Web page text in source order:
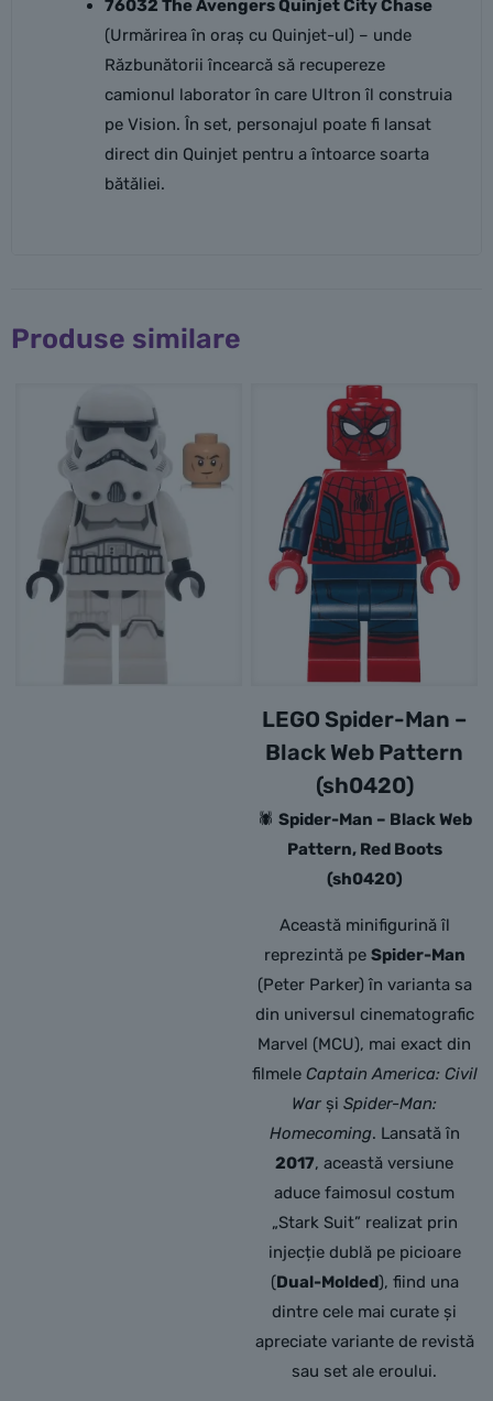
76032 The Avengers Quinjet City Chase
(Urmărirea în oraș cu Quinjet-ul) – unde
Răzbunătorii încearcă să recupereze
camionul laborator în care Ultron îl construia
pe Vision. În set, personajul poate fi lansat
direct din Quinjet pentru a întoarce soarta
bătăliei.
Produse similare
LEGO Spider-Man –
Black Web Pattern
(sh0420)
🕷️ Spider-Man – Black Web
Pattern, Red Boots
(sh0420)
Această minifigurină îl
reprezintă pe Spider-Man
(Peter Parker) în varianta sa
din universul cinematografic
Marvel (MCU), mai exact din
filmele Captain America: Civil
War șiSpider-Man:
Homecoming. Lansată în
2017, această versiune
aduce faimosul costum
„Stark Suit” realizat prin
injecție dublă pe picioare
(Dual-Molded), fiind una
dintre cele mai curate și
apreciate variante de revistă
sau set ale eroului.